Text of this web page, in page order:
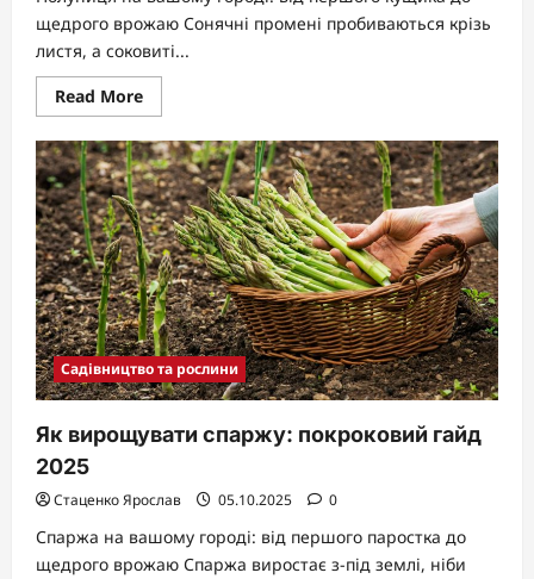
щедрого врожаю Сонячні промені пробиваються крізь
листя, а соковиті...
Read MoreRead
more
Як
вирощувати
полуницю
на
городі:
покроковий
гайд
Садівництво та рослини
Як вирощувати спаржу: покроковий гайд
2025
Стаценко Ярослав 05.10.2025 0
Спаржа на вашому городі: від першого паростка до
щедрого врожаю Спаржа виростає з-під землі, ніби